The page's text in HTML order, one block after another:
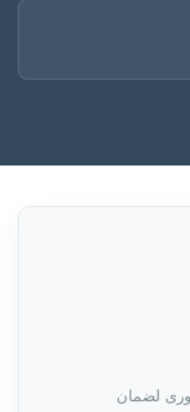
لضمان